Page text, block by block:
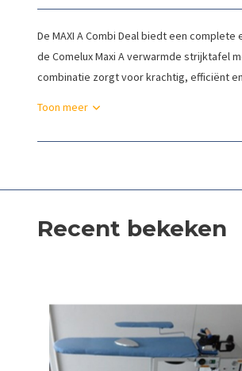
De MAXI A Combi Deal biedt een
de Comelux Maxi A verwarmde strijktafel
combinatie zorgt voor krachtig, efficiënt
Toon meer
Recent bekeken